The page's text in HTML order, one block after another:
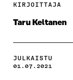
KIRJOITTAJA
Taru Keltanen
JULKAISTU
01.07.2021